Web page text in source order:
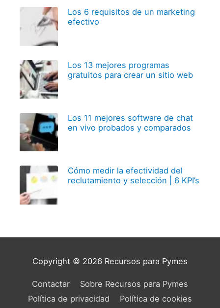
Los 6 requisitos de un marketing
efectivo
Los 13 mejores programas
gratuitos para crear un sitio web
Los 11 mejores software de chat
en vivo probados y comparados
Cómo medir la efectividad del
reclutamiento y selección | 6 KPI’s
Copyright © 2026 Recursos para Pymes
Contactar
Sobre Recursos para Pymes
Política de privacidad
Política de cookies